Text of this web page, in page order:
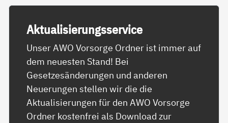
Ak­tua­li­sie­rungs­ser­vice
Unser AWO Vorsorge Ordner ist immer auf
dem neuesten Stand! Bei
Gesetzesänderungen und anderen
Neuerungen stellen wir die die
Aktualisierungen für den AWO Vorsorge
Ordner kostenfrei als Download zur